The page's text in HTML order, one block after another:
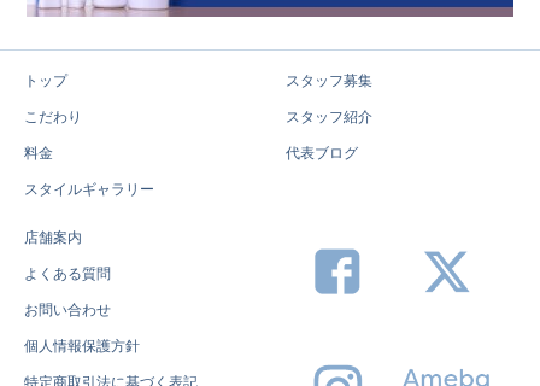
トップ
こだわり
料金
スタイルギャラリー
スタッフ募集
スタッフ紹介
代表ブログ
店舗案内
よくある質問
お問い合わせ
個人情報保護方針
特定商取引法に基づく表記